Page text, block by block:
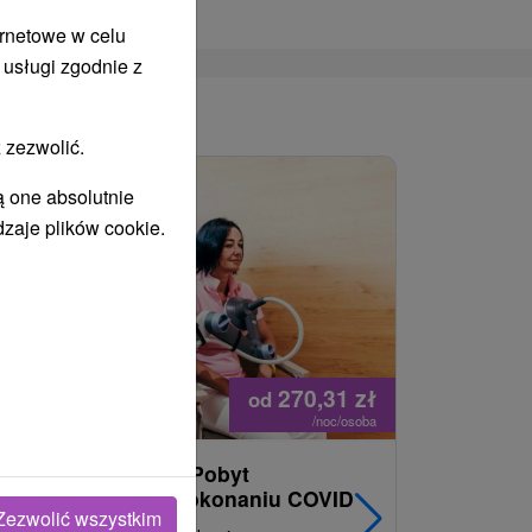
od 270,31 zł
/noc/osoba
do energii : Pobyt
po pokonaniu COVID
w celu
zgodnie z
one absolutnie
plików cookie.
wszystkim